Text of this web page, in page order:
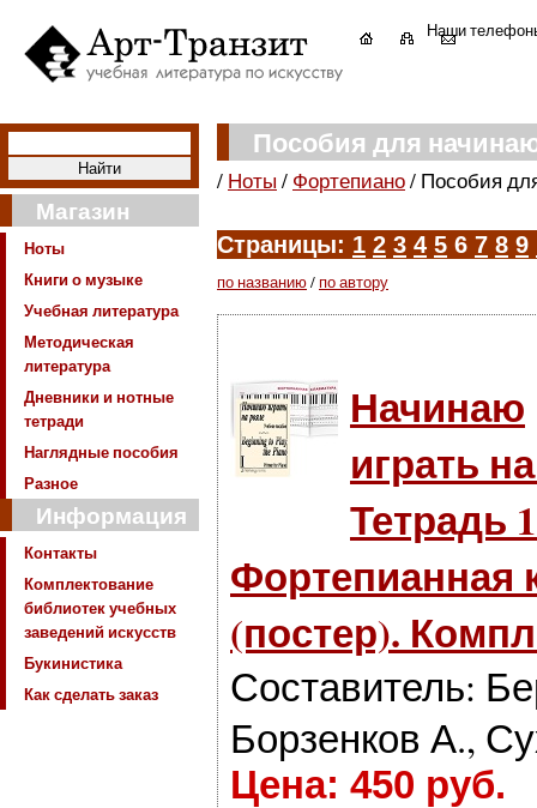
Наши
Магазин
Ноты
Книги о музыке
Учебная литература
Методическая
литература
Дневники и нотные
тетради
Наглядные пособия
Разное
Информация
Контакты
Комплектование
библиотек учебных
заведений искусств
Букинистика
Как сделать заказ
Пособия для
/ Ноты / Фортепиано/ Пособия
Страницы: 1 2 3 4 5 6 7 8 9
по названию/по автору
Начинаю
играть
Тетрадь
Фортепианная
(постер).
Составитель:
Борзенков А.,
Цена: 450 руб.